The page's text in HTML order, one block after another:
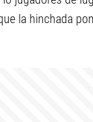
la hinchada